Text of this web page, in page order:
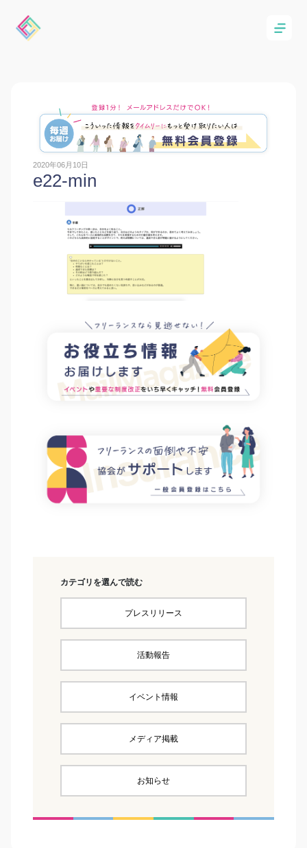
2020年06月10日
e22-min
カテゴリを選んで読む
プレスリリース
活動報告
イベント情報
メディア掲載
お知らせ